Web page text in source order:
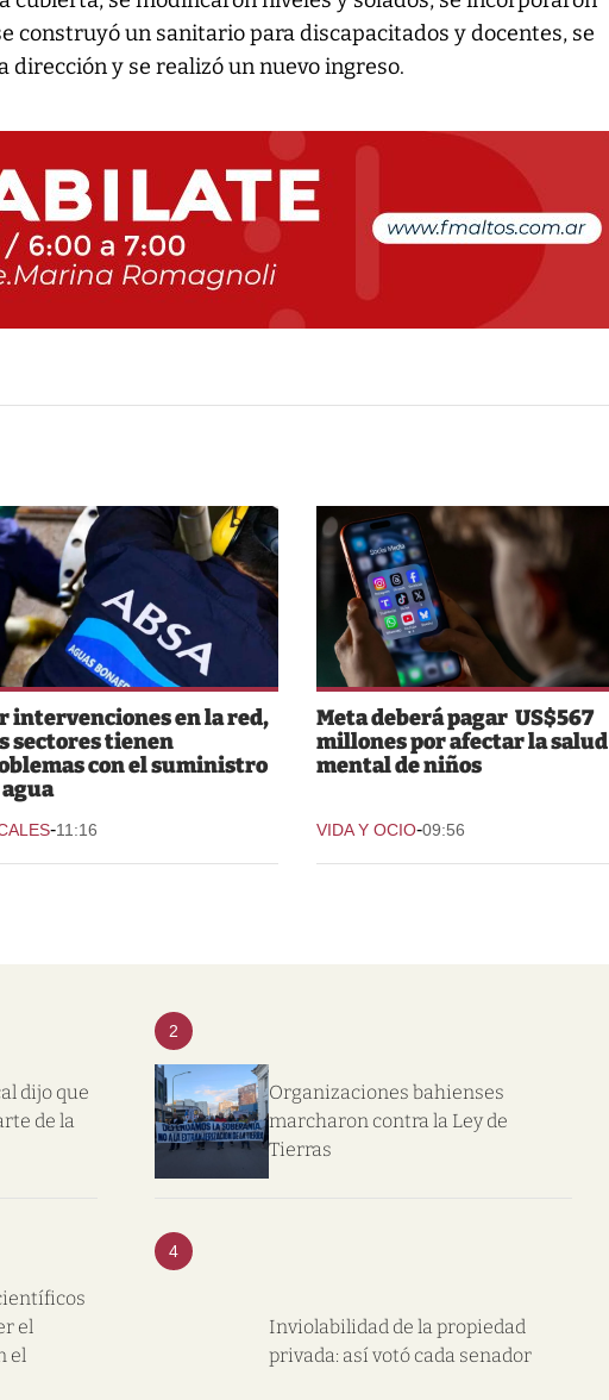
construyó un sanitario para discapacitados y docentes, se
dirección y se realizó un nuevo ingreso.
intervenciones en la red,
sectores tienen
con el suministro
agua
-11:16
Meta deberá pagar US$567
millones por afectar la salud
mental de niños
VIDA Y OCIO-09:56
dijo que
de la
2
Organizaciones bahienses
marcharon contra la Ley de
Tierras
el
el
4
Inviolabilidad de la propiedad
privada: así votó cada senador